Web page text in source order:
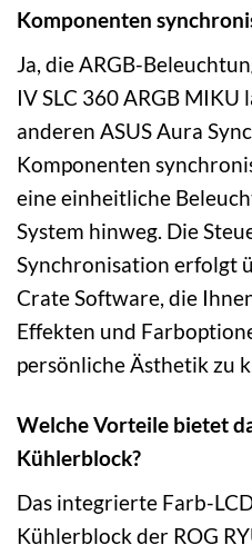
Komponenten
Ja, die ARGB-
IV SLC 360 ARGB
anderen ASUS Aura
Komponenten
eine einheitliche
System hinweg. Die
Synchronisation erfolgt
Crate Software, die
Effekten und
persönliche Ästhetik zu
Welche Vorteile bietet
Kühlerblock?
Das integrierte Farb-
Kühlerblock der ROG